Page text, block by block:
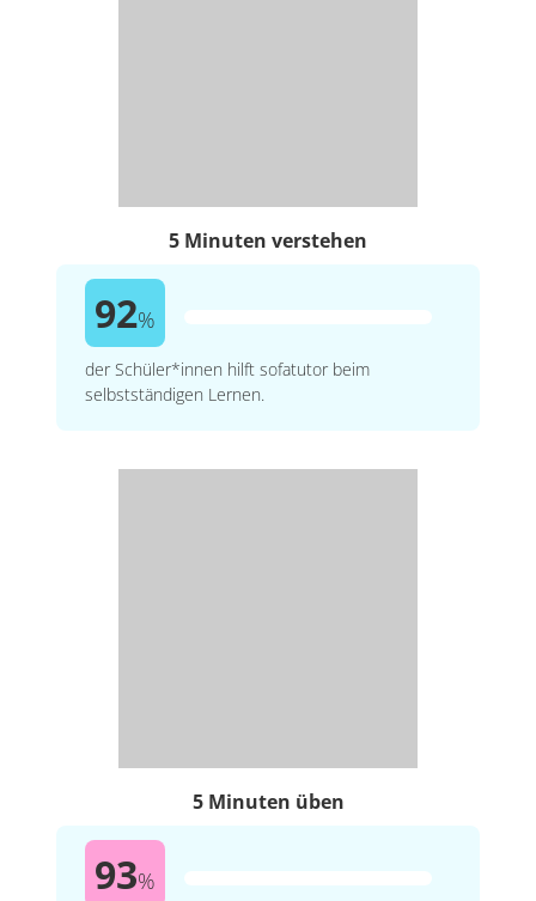
5 Minuten verstehen
92%
der Schüler*innen hilft sofatutor beim
selbstständigen Lernen.
5 Minuten üben
93%